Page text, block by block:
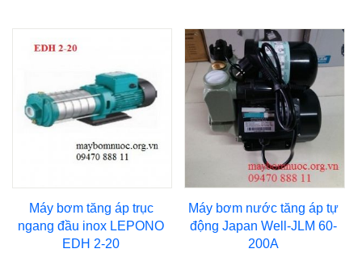
Máy bơm tăng áp trục
ngang đầu inox LEPONO
EDH 2-20
Máy bơm nước tăng áp tự
động Japan Well-JLM 60-
200A